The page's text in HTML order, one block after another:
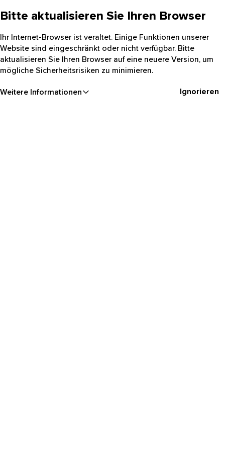
Bitte aktualisieren Sie Ihren Browser
Ihr Internet-Browser ist veraltet. Einige Funktionen unserer
Website sind eingeschränkt oder nicht verfügbar. Bitte
aktualisieren Sie Ihren Browser auf eine neuere Version, um
mögliche Sicherheitsrisiken zu minimieren.
Weitere Informationen Ignorieren